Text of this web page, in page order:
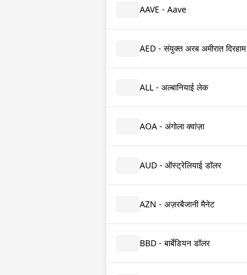
AAVE - Aave
AED - संयुक्त अरब अमीरात दिरहाम
ALL - अल्बानियाई लेक
AOA - अंगोला क्वांज़ा
AUD - ऑस्ट्रेलियाई डॉलर
AZN - अज़रबैजानी मैनेट
BBD - बार्बेडियन डॉलर